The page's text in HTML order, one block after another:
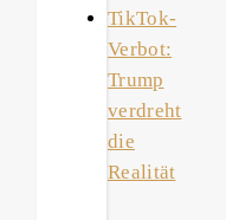
TikTok-
Verbot:
Trump
verdreht
die
Realität